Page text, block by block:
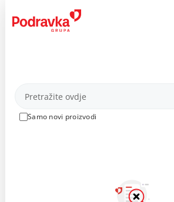
content
Proizvodi
Samo novi proizvodi